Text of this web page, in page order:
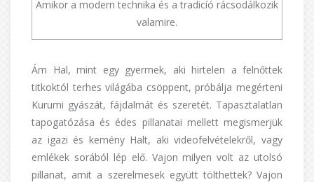
Amikor a modern technika és a tradicíó rácsodálkozik
valamire.
Ám Hal, mint egy gyermek, aki hirtelen a felnőttek
titkoktól terhes világába csöppent, próbálja megérteni
Kurumi gyászát, fájdalmát és szeretét. Tapasztalatlan
tapogatózása és édes pillanatai mellett megismerjük
az igazi és kemény Halt, aki videofelvételekről, vagy
emlékek sorából lép elő. Vajon milyen volt az utolsó
pillanat, amit a szerelmesek együtt tölthettek? Vajon